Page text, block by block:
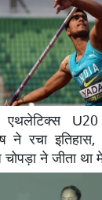
एथलेटिक्स
ने रचा
ने जीता था